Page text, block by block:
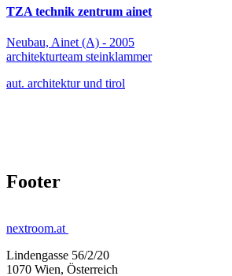
TZA technik zentrum ainet
Neubau, Ainet (A) - 2005
architekturteam steinklammer
aut. architektur und tirol
Footer
nextroom.at
Lindengasse 56/2/20
1070 Wien, Österreich